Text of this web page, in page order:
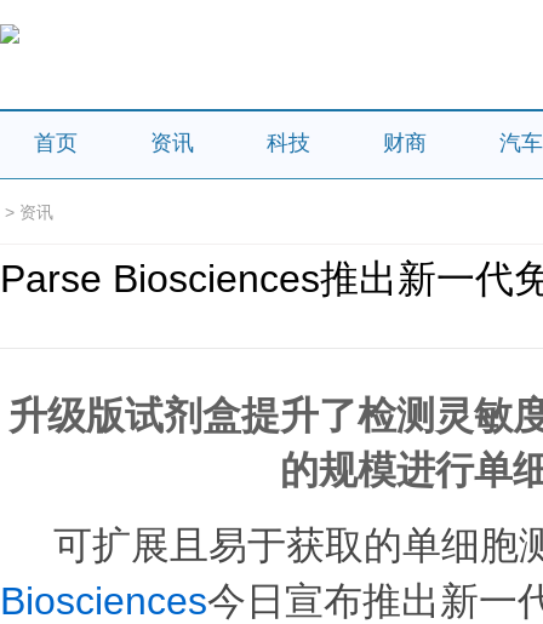
首页 资讯 科技 财商 汽车
> 资讯
Parse Biosciences推出新一代
升级版试剂盒提升了检测灵敏
的规模进行单
可扩展且易于获取的单细胞
Biosciences今日宣布推出新一